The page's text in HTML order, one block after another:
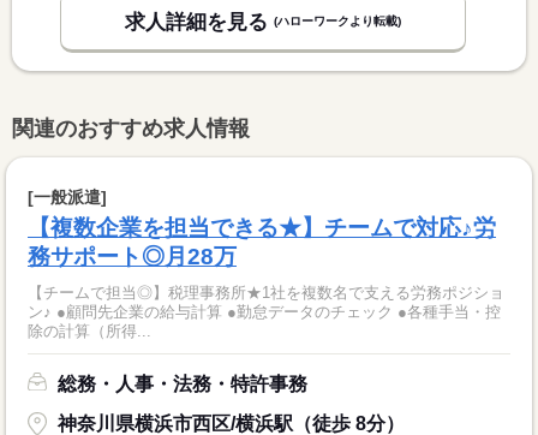
求人詳細を見る (ハローワークより転載)
関連のおすすめ求人情報
[一般派遣]
【複数企業を担当できる★】チームで対応♪労
務サポート◎月28万
【チームで担当◎】税理事務所★1社を複数名で支える労務ポジショ
ン♪ ●顧問先企業の給与計算 ●勤怠データのチェック ●各種手当・控
除の計算（所得...
総務・人事・法務・特許事務
神奈川県横浜市西区/横浜駅（徒歩 8分）